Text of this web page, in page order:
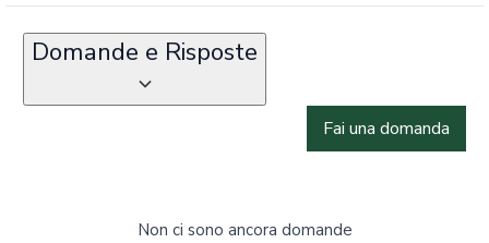
Domande e Risposte
Fai una domanda
Non ci sono ancora domande